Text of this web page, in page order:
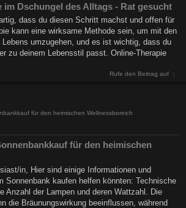
im Dschungel des Alltags - Rat gesucht
dass du diesen Schritt machst und offen für
kann eine wirksame Methode sein, um mit den
Lebens umzugehen, und es ist wichtig, dass du
zu deinem Lebensstil passt. Online-Therapie
Rufe den Beitrag auf
für den heimischen Wellnessbereich
für den heimischen
in, Hier sind einige Informationen und
Sonnenbank kaufen helfen könnten: Technische
Anzahl der Lampen und deren Wattzahl. Die
die Bräunungswirkung beeinflussen, während